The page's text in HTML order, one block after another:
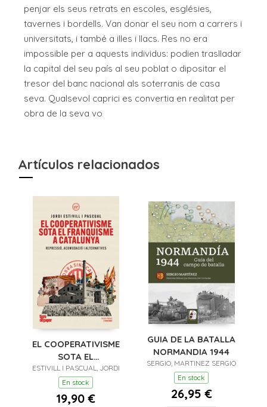
penjar els seus retrats en escoles, esglésies,
tavernes i bordells. Van donar el seu nom a carrers i
universitats, i també a illes i llacs. Res no era
impossible per a aquests individus: podien traslladar
la capital del seu país al seu poblat o dipositar el
tresor del banc nacional als soterranis de casa
seva. Qualsevol caprici es convertia en realitat per
obra de la seva vo
Artículos relacionados
EL COOPERATIVISME
SOTA EL
FRANQUISME A
CATALUNYA
ESTIVILL I PASCUAL, JORDI
En stock
19,90 €
GUIA DE LA BATALLA
NORMANDIA 1944
SERGIO, MARTINEZ SERGIO
En stock
26,95 €